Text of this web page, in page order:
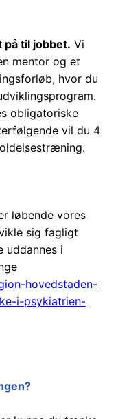
til jobbet. Vi
mentor og et
hvor du
obligatoriske
vil du 4
løbende vores
sig fagligt
uddannes i
hovedstaden-
i-psykiatrien-